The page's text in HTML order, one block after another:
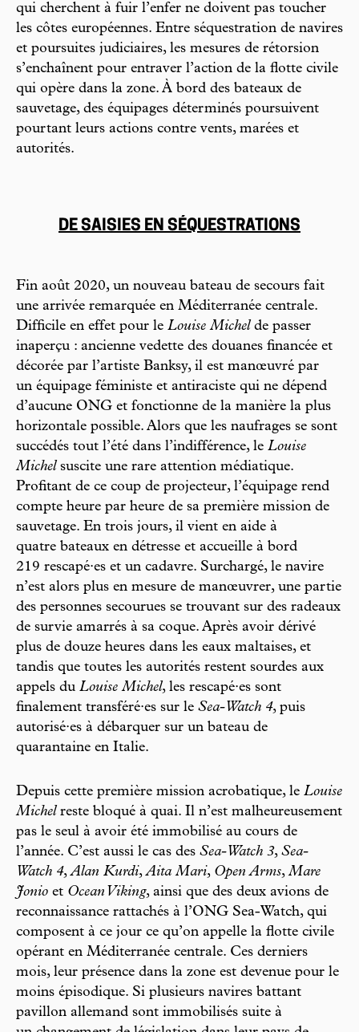
qui cherchent à fuir l’enfer ne doivent pas toucher
les côtes européennes. Entre séquestration de navires
et poursuites judiciaires, les mesures de rétorsion
s’enchaînent pour entraver l’action de la flotte civile
qui opère dans la zone. À bord des bateaux de
sauvetage, des équipages déterminés poursuivent
pourtant leurs actions contre vents, marées et
autorités.
DE SAISIES EN SÉQUESTRATIONS
Fin août 2020, un nouveau bateau de secours fait
une arrivée remarquée en Méditerranée centrale.
Difficile en effet pour le Louise Michelde passer
inaperçu : ancienne vedette des douanes financée et
décorée par l’artiste Banksy, il est manœuvré par
un équipage féministe et antiraciste qui ne dépend
d’aucune ONG et fonctionne de la manière la plus
horizontale possible. Alors que les naufrages se sont
succédés tout l’été dans l’indifférence, le Louise
Michel suscite une rare attention médiatique.
Profitant de ce coup de projecteur, l’équipage rend
compte heure par heure de sa première mission de
sauvetage. En trois jours, il vient en aide à
quatre bateaux en détresse et accueille à bord
219 rescapé·es et un cadavre. Surchargé, le navire
n’est alors plus en mesure de manœuvrer, une partie
des personnes secourues se trouvant sur des radeaux
de survie amarrés à sa coque. Après avoir dérivé
plus de douze heures dans les eaux maltaises, et
tandis que toutes les autorités restent sourdes aux
appels du Louise Michel, les rescapé·es sont
finalement transféré·es sur le Sea-Watch 4, puis
autorisé·es à débarquer sur un bateau de
quarantaine en Italie.
Depuis cette première mission acrobatique, le Louise
Michelreste bloqué à quai. Il n’est malheureusement
pas le seul à avoir été immobilisé au cours de
l’année. C’est aussi le cas des Sea-Watch 3, Sea-
Watch 4,Alan Kurdi,Aita Mari, Open Arms,Mare
Jonio et Ocean Viking, ainsi que des deux avions de
reconnaissance rattachés à l’ONG Sea-Watch, qui
composent à ce jour ce qu’on appelle la flotte civile
opérant en Méditerranée centrale. Ces derniers
mois, leur présence dans la zone est devenue pour le
moins épisodique. Si plusieurs navires battant
pavillon allemand sont immobilisés suite à